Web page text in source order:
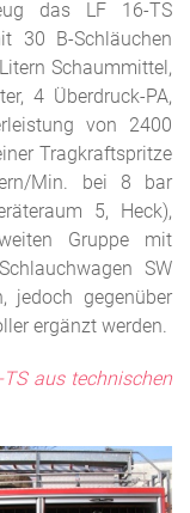
das LF 16-TS
30 B-Schläuchen
Schaummittel,
4 Überdruck-PA,
von 2400
Tragkraftspritze
Min. bei 8 bar
5, Heck),
Gruppe mit
SW
jedoch gegenüber
ergänzt werden.
aus technischen